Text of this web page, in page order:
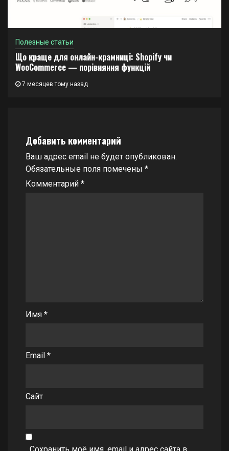
Полезные статьи
Що краще для онлайн-крамниці: Shopify чи
WooCommerce — порівняння функцій
7 месяцев тому назад
Добавить комментарий
Ваш адрес email не будет опубликован.
Обязательные поля помечены *
Комментарий *
Имя *
Email *
Сайт